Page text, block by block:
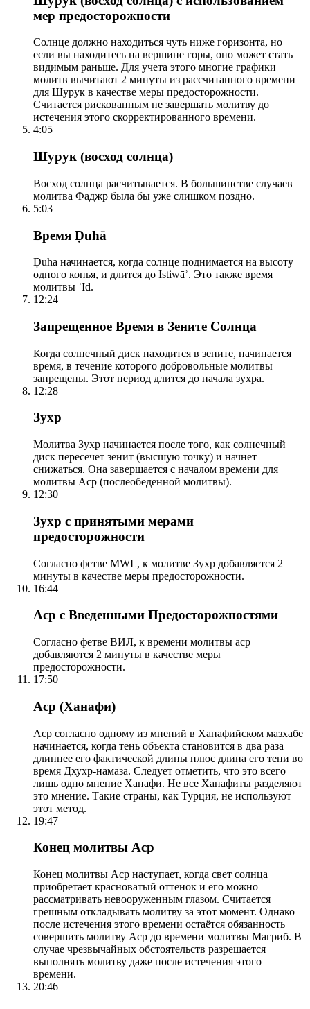
мер предосторожности
Солнце должно находиться чуть ниже горизонта, но
если вы находитесь на вершине горы, оно может стать
видимым раньше. Для учета этого многие графики
молитв вычитают 2 минуты из рассчитанного времени
для Шурук в качестве меры предосторожности.
Считается рискованным не завершать молитву до
истечения этого скорректированного времени.
4:05
Шурук (восход солнца)
Восход солнца расчитывается. В большинстве случаев
молитва Фаджр была бы уже слишком поздно.
5:03
Время Ḍuhā
Ḍuhā начинается, когда солнце поднимается на высоту
одного копья, и длится до Istiwāʾ. Это также время
молитвы ʿĪd.
12:24
Запрещенное Время в Зените Солнца
Когда солнечный диск находится в зените, начинается
время, в течение которого добровольные молитвы
запрещены. Этот период длится до начала зухра.
12:28
Зухр
Молитва Зухр начинается после того, как солнечный
диск пересечет зенит (высшую точку) и начнет
снижаться. Она завершается с началом времени для
молитвы Аср (послеобеденной молитвы).
12:30
Зухр с принятыми мерами
предосторожности
Согласно фетве MWL, к молитве Зухр добавляется 2
минуты в качестве меры предосторожности.
16:44
Аср с Введенными Предосторожностями
Согласно фетве ВИЛ, к времени молитвы аср
добавляются 2 минуты в качестве меры
предосторожности.
17:50
Аср (Ханафи)
Аср согласно одному из мнений в Ханафийском мазхабе
начинается, когда тень объекта становится в два раза
длиннее его фактической длины плюс длина его тени во
время Дхухр-намаза. Следует отметить, что это всего
лишь одно мнение Ханафи. Не все Ханафиты разделяют
это мнение. Такие страны, как Турция, не используют
этот метод.
19:47
Конец молитвы Аср
Конец молитвы Аср наступает, когда свет солнца
приобретает красноватый оттенок и его можно
рассматривать невооруженным глазом. Считается
грешным откладывать молитву за этот момент. Однако
после истечения этого времени остаётся обязанность
совершить молитву Аср до времени молитвы Магриб. В
случае чрезвычайных обстоятельств разрешается
выполнять молитву даже после истечения этого
времени.
20:46